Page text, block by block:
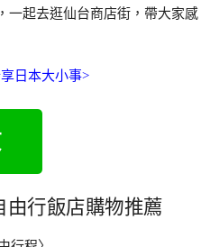
一起去逛仙台商店街，帶大家感
日本大小事>
由行飯店購物推薦